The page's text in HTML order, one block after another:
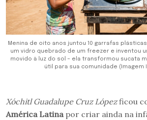
Menina de oito anos juntou 10 garrafas
um vidro quebrado de um freezer e inventou
movido à luz do sol – ela transformou sucata
útil para sua comunidade (Imagem
Xóchitl Guadalupe Cruz Lópezficou
América Latina por criar ainda na